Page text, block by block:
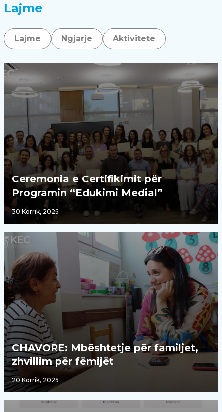
Lajme
Lajme Ngjarje Aktivitete
Ceremonia e Certifikimit për
Programin “Edukimi Medial”
30 Korrik, 2026
CHAVORE: Mbështetje për familjet,
zhvillim për fëmijët
20 Korrik, 2026